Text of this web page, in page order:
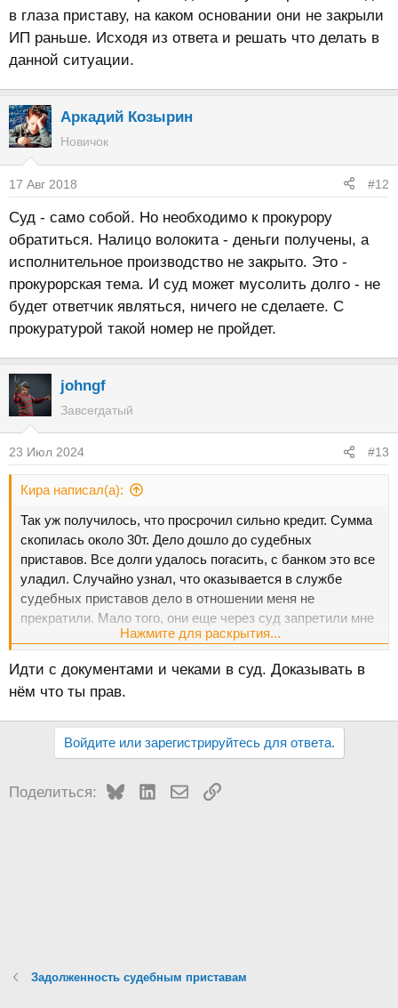
в глаза приставу, на каком основании они не закрыли
ИП раньше. Исходя из ответа и решать что делать в
данной ситуации.
Аркадий Козырин
Новичок
17 Авг 2018 #12
Суд - само собой. Но необходимо к прокурору
обратиться. Налицо волокита - деньги получены, а
исполнительное производство не закрыто. Это -
прокурорская тема. И суд может мусолить долго - не
будет ответчик являться, ничего не сделаете. С
прокуратурой такой номер не пройдет.
johngf
Завсегдатый
23 Июл 2024 #13
Кира написал(а):
Так уж получилось, что просрочил сильно кредит. Сумма
скопилась около 30т. Дело дошло до судебных
приставов. Все долги удалось погасить, с банком это все
уладил. Случайно узнал, что оказывается в службе
судебных приставов дело в отношении меня не
прекратили. Мало того, они еще через суд запретили мне
выезд за границу, а мне на днях нужно выехать в
они не успевают. Как-то можно мне взыскать через суд с
них средства за билеты, за купленный туристический
погашен.
Нажмите для раскрытия...
Идти с документами и чеками в суд. Доказывать в
нём что ты прав.
Войдите или зарегистрируйтесь для ответа.
Поделиться: BlueskyLinkedInЭлектронная почта
Ссылка
Задолженность судебным приставам